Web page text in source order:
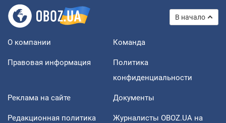
В начало
О компании Команда
Правовая информация
Политика
конфиденциальности
Реклама на сайте Документы
Редакционная политика
Журналисты OBOZ.UA на